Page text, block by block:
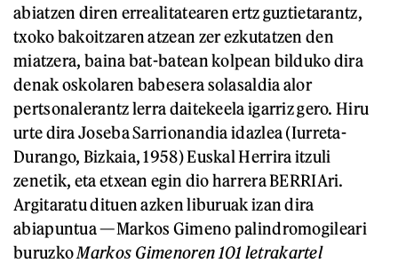
abiatzen diren errealitatearen ertz guztietarantz,
txoko bakoitzaren atzean zer ezkutatzen den
miatzera, baina bat-batean kolpean bilduko dira
denak oskolaren babesera solasaldia alor
pertsonalerantz lerra daitekeela igarriz gero. Hiru
urte dira Joseba Sarrionandia idazlea (Iurreta-
Durango, Bizkaia, 1958) Euskal Herrira itzuli
zenetik, eta etxean egin dio harrera BERRIAri.
Argitaratu dituen azken liburuak izan dira
abiapuntua —Markos Gimeno palindromogileari
buruzkoMarkos Gimenoren 101 letrakartel